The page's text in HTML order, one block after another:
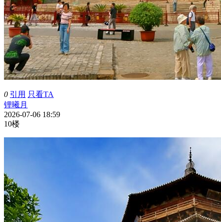
0 引用 只看TA
锂曦月
2026-07-06 18:59
10楼